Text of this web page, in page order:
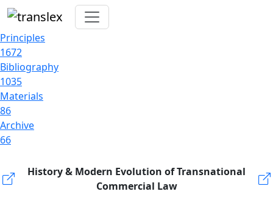
Principles
1672
Bibliography
1035
Materials
86
Archive
66
History & Modern Evolution of Transnational
Commercial Law